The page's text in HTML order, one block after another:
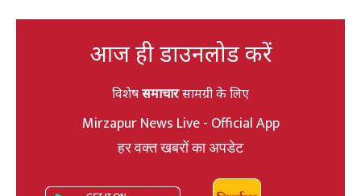
आज ही डाउनलोड करें
विशेषसमाचारसामग्री के लिए
Mirzapur News Live - Official App
हर वक्त खबरों का अपडेट